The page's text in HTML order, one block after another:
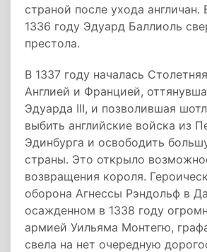
страной после ухода англичан.
1336 году Эдуард Баллиоль
престола.
В 1337 году началась
Англией и Францией,
Эдуарда III, и позволившая
выбить английские войска из
Эдинбурга и освободить
страны. Это открыло
возвращения короля.
оборона Агнессы Рэндольф в
осажденном в 1338 году
армией Уильяма Монтегю,
свела на нет очередную